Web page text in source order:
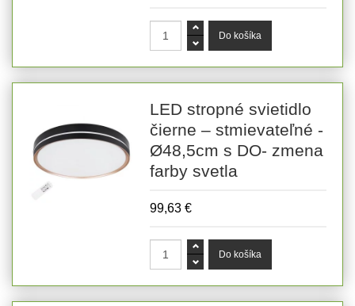
LED stropné svietidlo
čierne – stmievateľné -
Ø48,5cm s DO- zmena
farby svetla
99,63 €